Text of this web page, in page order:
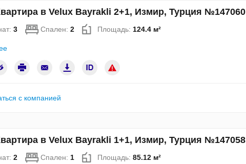
в Velux Bayrakli 2+1, Измир, Турция №147060
3 Спален: 2 Площадь: 124.4 м²
с компанией
в Velux Bayrakli 1+1, Измир, Турция №147058
2 Спален: 1 Площадь: 85.12 м²